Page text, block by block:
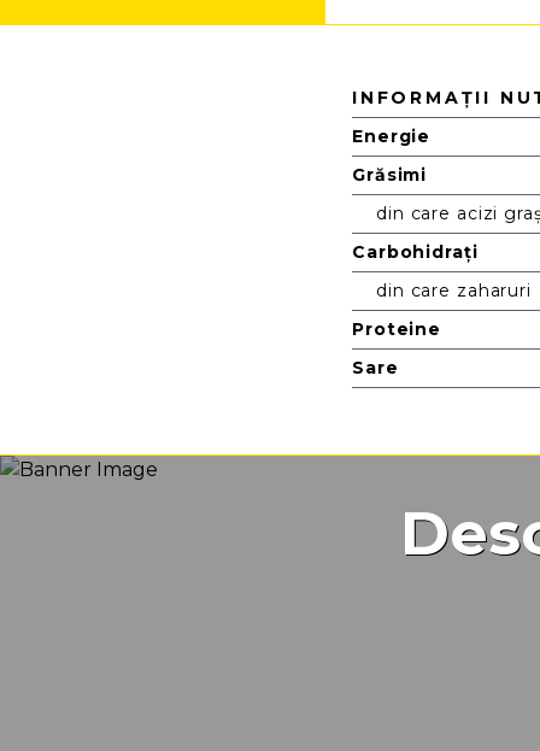
INFORMAȚII
Energie
Grăsimi
din care acizi
Carbohidrați
din care zaharuri
Proteine
Sare